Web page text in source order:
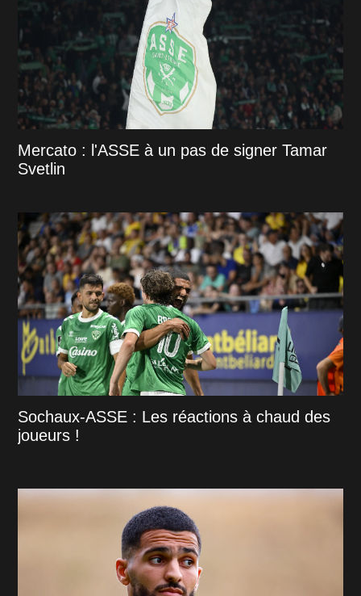
Mercato : l'ASSE à un pas de signer Tamar
Svetlin
Sochaux-ASSE : Les réactions à chaud des
joueurs !